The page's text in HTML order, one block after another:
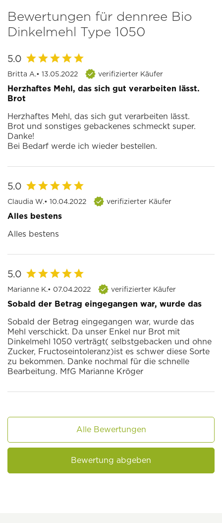
Bewertungen für dennree Bio
Dinkelmehl Type 1050
5.0
Britta A.• 13.05.2022 verifizierter Käufer
Herzhaftes Mehl, das sich gut verarbeiten lässt.
Brot
Herzhaftes Mehl, das sich gut verarbeiten lässt.
Brot und sonstiges gebackenes schmeckt super.
Danke!
Bei Bedarf werde ich wieder bestellen.
5.0
Claudia W.• 10.04.2022 verifizierter Käufer
Alles bestens
Alles bestens
5.0
Marianne K.• 07.04.2022 verifizierter Käufer
Sobald der Betrag eingegangen war, wurde das
Sobald der Betrag eingegangen war, wurde das
Mehl verschickt. Da unser Enkel nur Brot mit
Dinkelmehl 1050 verträgt( selbstgebacken und ohne
Zucker, Fructoseintoleranz)ist es schwer diese Sorte
zu bekommen. Danke nochmal für die schnelle
Bearbeitung. MfG Marianne Kröger
Alle Bewertungen
Bewertung abgeben